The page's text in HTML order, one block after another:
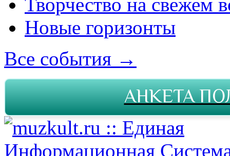
Новые горизонты
Все события →
АНКЕТА